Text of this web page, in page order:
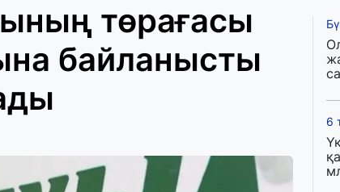
төрағасы
байланысты
6